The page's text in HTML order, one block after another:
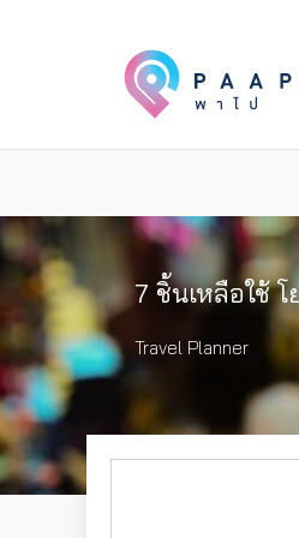
7 ชิ้นเหลือใช้
Travel Planner